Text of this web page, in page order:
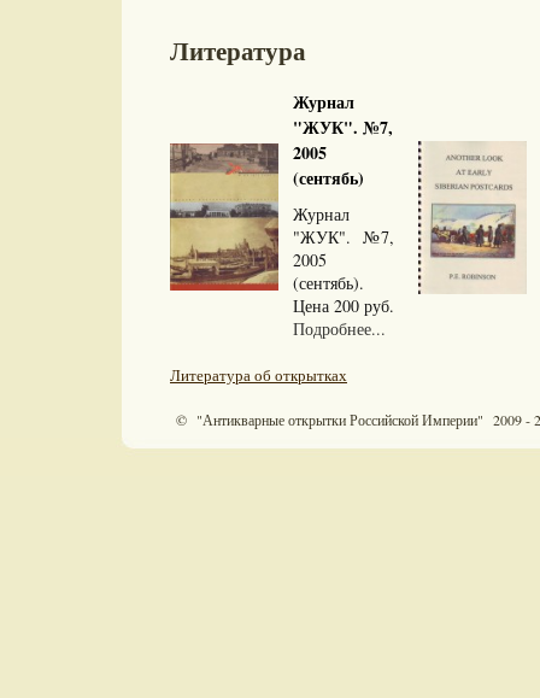
Литература
Журнал
"ЖУК". №7,
2005
(сентябь)
Журнал
"ЖУК". №7,
2005
(сентябь).
Цена 200 руб.
Подробнее...
Литература об открытках
© "Антикварные открытки Российской Империи" 2009 -